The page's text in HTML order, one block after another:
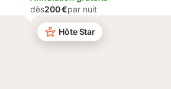
dès200 €par nuit
Hôte Star